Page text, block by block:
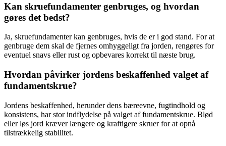
Kan skruefundamenter genbruges, og hvordan
gøres det bedst?
Ja, skruefundamenter kan genbruges, hvis de er i god stand. For at
genbruge dem skal de fjernes omhyggeligt fra jorden, rengøres for
eventuel snavs eller rust og opbevares korrekt til næste brug.
Hvordan påvirker jordens beskaffenhed valget af
fundamentskrue?
Jordens beskaffenhed, herunder dens bæreevne, fugtindhold og
konsistens, har stor indflydelse på valget af fundamentskrue. Blød
eller løs jord kræver længere og kraftigere skruer for at opnå
tilstrækkelig stabilitet.